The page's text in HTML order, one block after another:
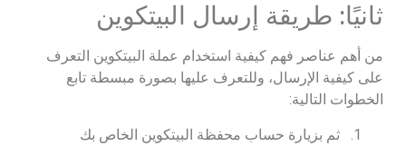
ثانيًا: طريقة إرسال البيتكوين
من أهم عناصر فهم كيفية استخدام عملة البيتكوين التعرف
على كيفية الإرسال، وللتعرف عليها بصورة مبسطة تابع
الخطوات التالية:
ثم بزيارة حساب محفظة البيتكوين الخاص بك